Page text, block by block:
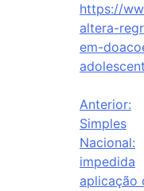
https://
altera-
em-
Anterior:
Simples
Nacional:
impedida
aplicação